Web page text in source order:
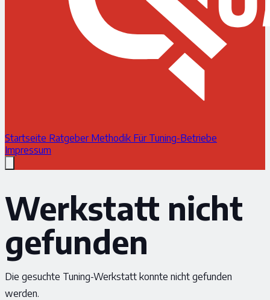
Startseite Ratgeber Methodik Für Tuning-Betriebe
Impressum
Werkstatt nicht
gefunden
Die gesuchte Tuning-Werkstatt konnte nicht gefunden
werden.